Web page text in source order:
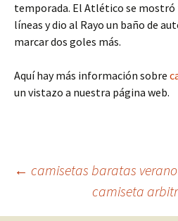
temporada. El Atlético se mostró
líneas y dio al Rayo un baño de
marcar dos goles más.
Aquí hay más información sobre
un vistazo a nuestra página web.
← camisetas baratas verano
camiseta